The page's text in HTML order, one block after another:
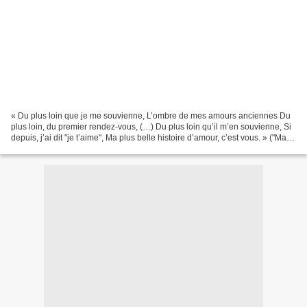
« Du plus loin que je me souvienne, L’ombre de mes amours anciennes Du
plus loin, du premier rendez-vous, (…) Du plus loin qu’il m’en souvienne, Si
depuis, j’ai dit "je t’aime", Ma plus belle histoire d’amour, c’est vous. » ("Ma